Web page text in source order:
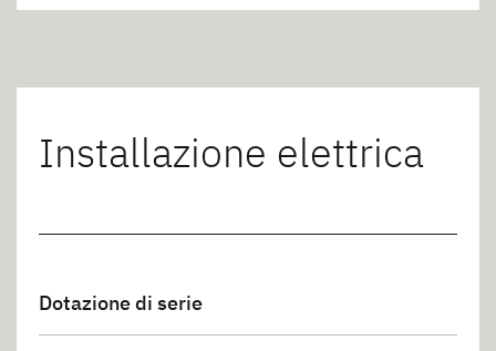
Installazione elettrica
Dotazione di serie